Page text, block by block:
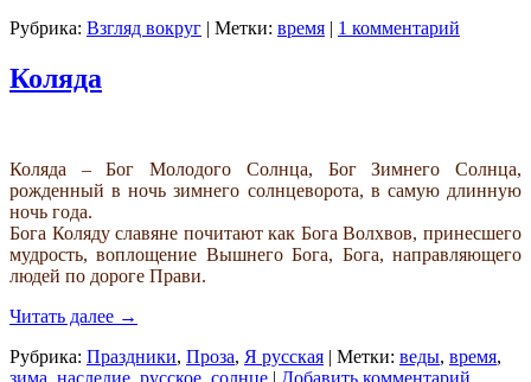
Рубрика: Взгляд вокруг | Метки: время | 1 комментарий
Коляда
Коляда – Бог Молодого Солнца, Бог Зимнего Солнца,
рожденный в ночь зимнего солнцеворота, в самую длинную
ночь года.
Бога Коляду славяне почитают как Бога Волхвов, принесшего
мудрость,воплощение Вышнего Бога, Бога, направляющего
людей по дороге Прави.
Читать далее →
Рубрика: Праздники, Проза, Я русская | Метки: веды, время,
зима наследие русское солнце | Добавить комментарий